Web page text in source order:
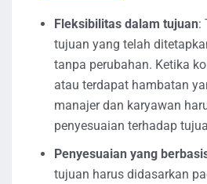
Fleksibilitas dalam tujuan:
tujuan yang telah
tanpa perubahan. Ketika
atau terdapat hambatan
manajer dan karyawan
penyesuaian terhadap
Penyesuaian yang
tujuan harus didasarkan